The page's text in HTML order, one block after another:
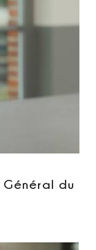
Général du